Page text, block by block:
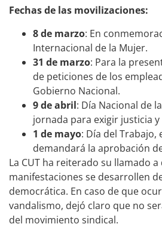
Fechas de las movilizaciones:
8 de marzo: En
Internacional de la Mujer.
31 de marzo: Para la
de peticiones de los
Gobierno Nacional.
9 de abril: Día Nacional de
jornada para exigir justicia
1 de mayo: Día del Trabajo,
demandará la aprobación
La CUT ha reiterado su llamado a
manifestaciones se desarrollen
democrática. En caso de que
vandalismo, dejó claro que no
del movimiento sindical.